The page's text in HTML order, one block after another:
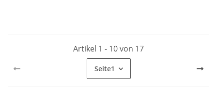
Artikel 1 - 10 von 17
Seite1